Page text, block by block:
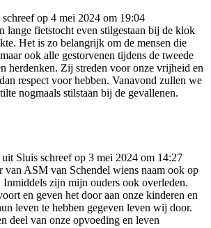
schreef op 4 mei 2024 om 19:04
lange fietstocht even stilgestaan bij de klok
Het is zo belangrijk om de mensen die
ook alle gestorvenen tijdens de tweede
herdenken. Zij streden voor onze vrijheid en
respect voor hebben. Vanavond zullen we
nogmaals stilstaan bij de gevallenen.
uit Sluis schreef op 3 mei 2024 om 14:27
van ASM van Schendel wiens naam ook op
Inmiddels zijn mijn ouders ook overleden.
en geven het door aan onze kinderen en
leven te hebben gegeven leven wij door.
deel van onze opvoeding en leven